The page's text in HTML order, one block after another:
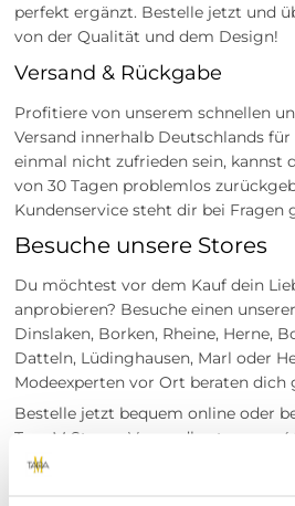
perfekt ergänzt. Bestelle jetzt und
von der Qualität und dem Design!
Versand & Rückgabe
Profitiere von unserem schnellen
Versand innerhalb Deutschlands
einmal nicht zufrieden sein, kannst
von 30 Tagen problemlos
Kundenservice steht dir bei Fragen
Besuche unsere Stores
Du möchtest vor dem Kauf dein
anprobieren? Besuche einen
Dinslaken, Borken, Rheine, Herne,
Datteln, Lüdinghausen, Marl oder
Modeexperten vor Ort beraten dich
Bestelle jetzt bequem online oder
Tara-M Stores. Versandkosten: nur
Deutschlands. Rückgabe innerhalb